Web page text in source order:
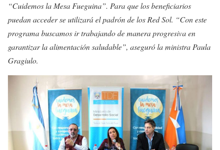
“Cuidemos la Mesa Fueguina”. Para que los beneficiarios
puedan acceder se utilizará el padrón de los Red Sol. “Con este
programa buscamos ir trabajando de manera progresiva en
garantizar la alimentación saludable”, aseguró la ministra Paula
Gragiulo.